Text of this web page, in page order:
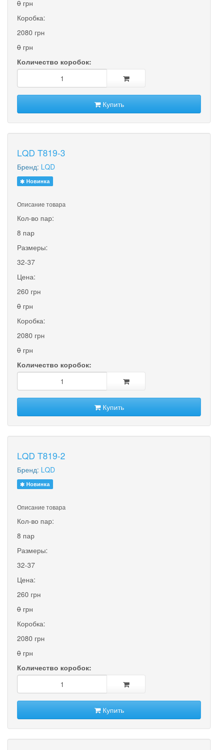
0 грн
Коробка:
2080 грн
0 грн
Количество коробок:
Купить
LQD T819-3
Бренд: LQD
Новинка
Описание товара
Кол-во пар:
8 пар
Размеры:
32-37
Цена:
260 грн
0 грн
Коробка:
2080 грн
0 грн
Количество коробок:
Купить
LQD T819-2
Бренд: LQD
Новинка
Описание товара
Кол-во пар:
8 пар
Размеры:
32-37
Цена:
260 грн
0 грн
Коробка:
2080 грн
0 грн
Количество коробок:
Купить